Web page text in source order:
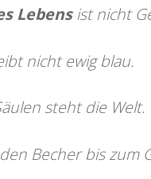
Lebensist nicht
nicht ewig blau.
steht die Welt.
Becher bis zum